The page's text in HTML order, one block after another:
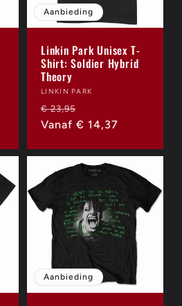
Aanbieding
Linkin Park Unisex T-
Shirt: Soldier Hybrid
Theory
Verkoper:
LINKIN PARK
Normale
prijs
€ 23,95
Vanaf € 14,37
Aanbieding